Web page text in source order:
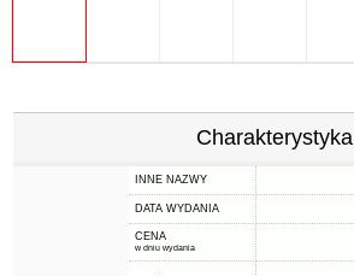
Charakterystyka
INNE NAZWY
DATA WYDANIA
CENA
w dniu wydania